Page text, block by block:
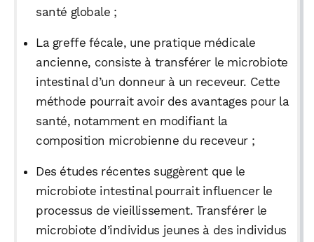
santé globale ;
La greffe fécale, une pratique médicale
ancienne, consiste à transférer le microbiote
intestinal d’un donneur à un receveur. Cette
méthode pourrait avoir des avantages pour la
santé, notamment en modifiant la
composition microbienne du receveur ;
Des études récentes suggèrent que le
microbiote intestinal pourrait influencer le
processus de vieillissement. Transférer le
microbiote d’individus jeunes à des individus